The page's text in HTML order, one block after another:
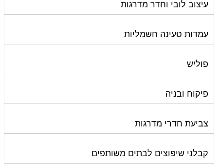
עיצוב לובי וחדר מדרגות
עמדות טעינה חשמליות
פוליש
פיקוח ובניה
צביעת חדרי מדרגות
קבלני שיפוצים לבתים משותפים